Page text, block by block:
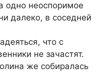
одно неоспоримое
далеко, в соседней
что с
не зачастят.
же собиралась